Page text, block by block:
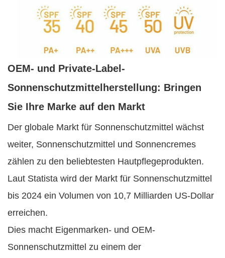
OEM- und Private-Label-
Sonnenschutzmittelherstellung: Bringen
Sie Ihre Marke auf den Markt
Der globale Markt für Sonnenschutzmittel wächst
weiter, Sonnenschutzmittel und Sonnencremes
zählen zu den beliebtesten Hautpflegeprodukten.
Laut Statista wird der Markt für Sonnenschutzmittel
bis 2024 ein Volumen von 10,7 Milliarden US-Dollar
erreichen.
Dies macht Eigenmarken- und OEM-
Sonnenschutzmittel zu einem der